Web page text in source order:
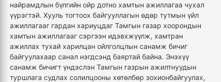
найрамдлын бүлгийн ойр дотно хамтын ажиллагаа чухал
үүрэгтэй. Хууль тогтоох байгууллагын өдөр тутмын үйл
ажиллагааг гардан хариуцдаг Тамгын газар хоорондын
хамтын ажиллагааг сэргээн идэвхжүүлж, хамтран
ажиллах тухай харилцан ойлголцлын санамж бичиг
байгуулахаар санал нэгдсэнд баяртай байна. Энэхүү
санамж бичигт үндэслэн Тамгын газрын ажилтнуудын
туршлага судлах солилцооны хөтөлбөр зохионбайгуулах,